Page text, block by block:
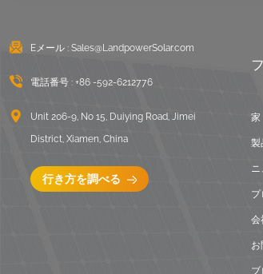
詳細を見る
瓦屋根ソーラーマウン
Eメール : Sales@LandpowerSolar.com
電話番号 : +86 -592-6212776
Unit 206-9, No 15, Duiying Road, Jimei
District, Xiamen, China
行き方を調べる
家
製
ニ
プ
会
お
ブ